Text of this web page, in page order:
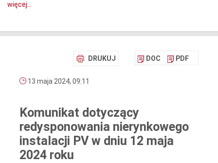
więcej...
DRUKUJ DOC PDF
13 maja 2024, 09:11
Komunikat dotyczący
redysponowania nierynkowego
instalacji PV w dniu 12 maja
2024 roku